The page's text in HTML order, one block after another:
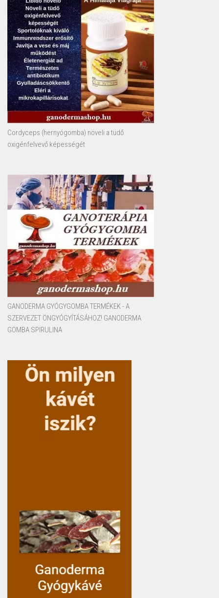
Cordyceps (hernyógomba) növeli a tüdő
oxigénfelvevő képességét
GANODERMA GYÓGYGOMBA TERMÉKEK - A
SZERVEZET ÖNGYÓGYÍTÁSÁHOZ! GANODERMA
GOMBA SPIRULINA